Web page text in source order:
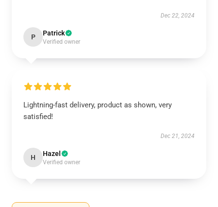
Dec 22, 2024
P Patrick
Verified owner
Lightning-fast delivery, product as shown, very
satisfied!
Dec 21, 2024
H Hazel
Verified owner